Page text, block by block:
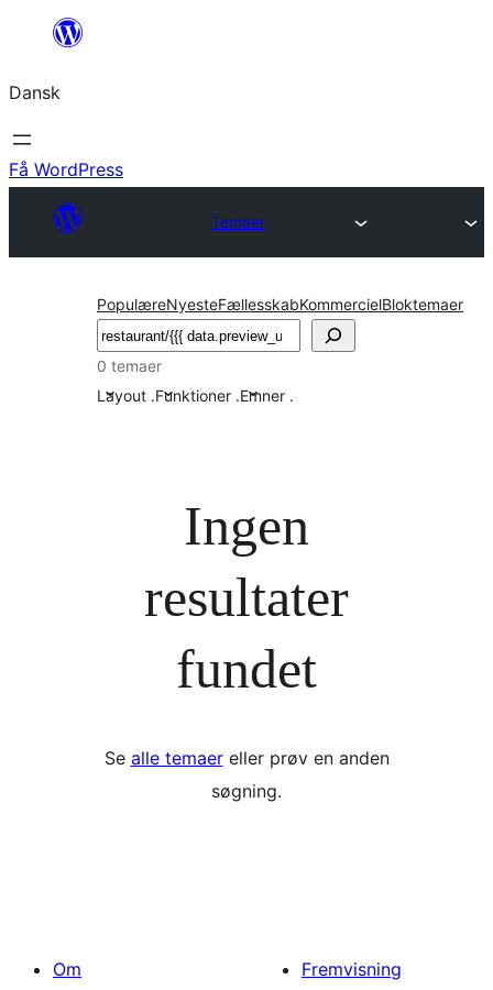
Spring
indhold
Dansk
Få WordPress
Temaer
PopulæreNyesteFællesskabKommercielBloktemaer
Søg
0 temaer
Layout .Funktioner .Emner .
Ingen
resultater
fundet
Se alle temaereller prøv en anden
søgning.
Om
Fremvisning